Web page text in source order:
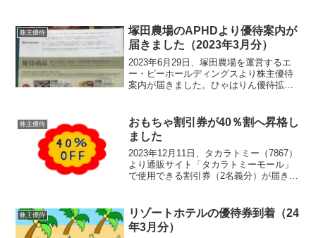
５枚（2）日本スキー場開発が運営するリ
フト利用...
株主優待
塚田農場のAPHDより優待案内が
届きました（2023年3月分）
2023年6月29日、塚田農場を運営するエ
ー・ピーホールディングスより株主優待
案内が届きました。ひゃはりん優待拡充
有株数に応じた優待内容となっていま
す。保有株数優待内...
株主優待
おもちゃ割引券が40％割へ昇格し
ました
2023年12月11日、タカラトミー（7867）
より通販サイト「タカラトミーモール」
で使用できる割引券（2名義分）が届きま
れはうれしい！ひゃはママ40％割引...
株主優待
リゾートホテルの優待券到着（24
年3月分）